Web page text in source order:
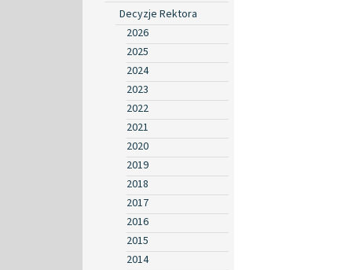
Decyzje Rektora
2026
2025
2024
2023
2022
2021
2020
2019
2018
2017
2016
2015
2014